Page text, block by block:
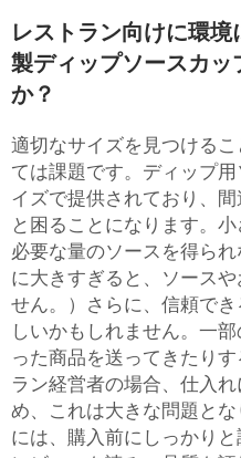
レストラン向けに環
製ディップソースカ
か？
適切なサイズを見つける
ては課題です。ディップ
イズで提供されており、
と困ることになります。
必要な量のソースを得ら
に大きすぎると、ソース
せん。）さらに、信頼で
しいかもしれません。一
った商品を送ってきたり
ラン経営者の場合、仕入
め、これは大きな問題と
には、購入前にしっかりと